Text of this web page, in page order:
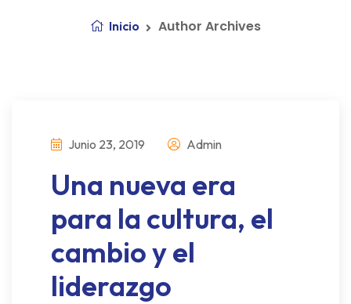
Inicio Author Archives
Junio 23, 2019 Admin
Una nueva era
para la cultura, el
cambio y el
liderazgo